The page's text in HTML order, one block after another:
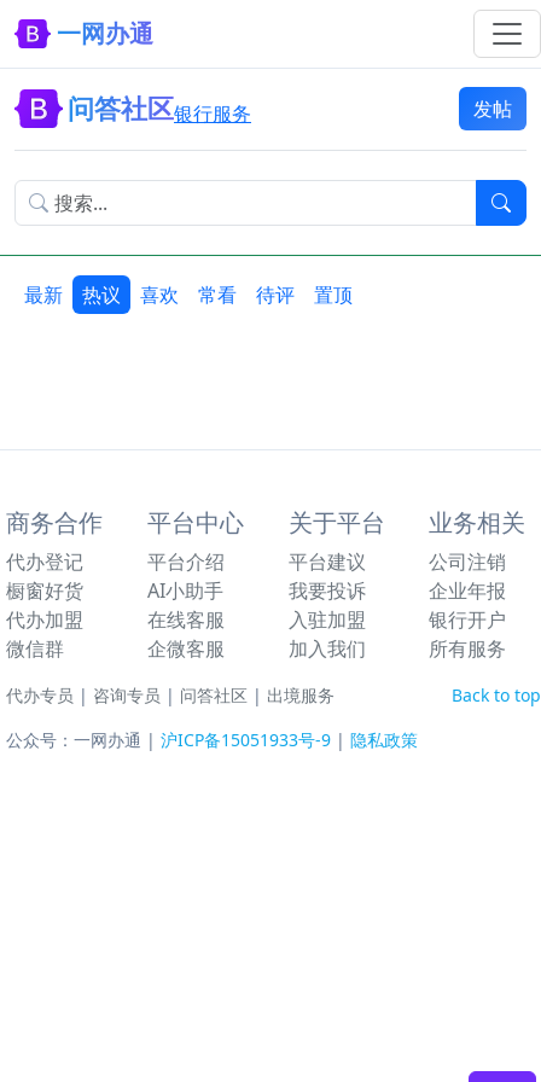
一网办通
问答社区银行服务 发帖
最新 热议 喜欢 常看 待评 置顶
商务合作
代办登记
橱窗好货
代办加盟
微信群
平台中心
平台介绍
AI小助手
在线客服
企微客服
关于平台
平台建议
我要投诉
入驻加盟
加入我们
业务相关
公司注销
企业年报
银行开户
所有服务
Back to top
代办专员 | 咨询专员 | 问答社区 | 出境服务
公众号：一网办通 | 沪ICP备15051933号-9 | 隐私政策